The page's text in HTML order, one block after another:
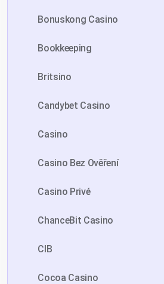
Bonuskong Casino
Bookkeeping
Britsino
Candybet Casino
Casino
Casino Bez Ověření
Casino Privé
ChanceBit Casino
CIB
Cocoa Casino